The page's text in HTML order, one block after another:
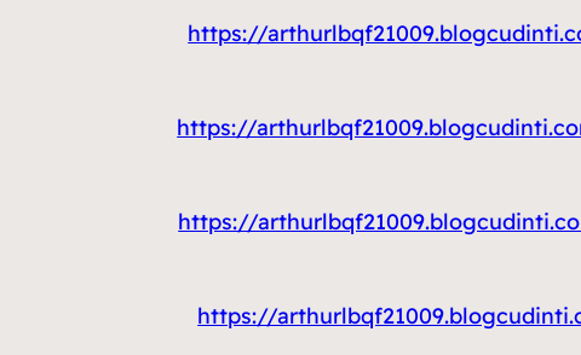
https://
https://
https://
https://